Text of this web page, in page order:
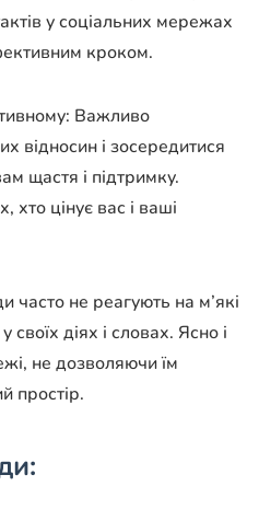
у соціальних мережах
кроком.
Важливо
відносин і зосередитися
щастя і підтримку.
хто цінує вас і ваші
часто не реагують на м’які
діях і словах. Ясно і
не дозволяючи їм
простір.